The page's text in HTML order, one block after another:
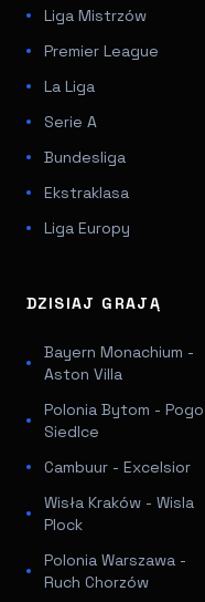
Liga Mistrzów
Premier League
La Liga
Serie A
Bundesliga
Ekstraklasa
Liga Europy
DZISIAJ GRAJĄ
Bayern Monachium -
Aston Villa
Polonia Bytom -
Siedlce
Cambuur - Excelsior
Wisła Kraków - Wisla
Plock
Polonia Warszawa -
Ruch Chorzów